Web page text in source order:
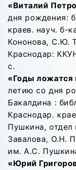
«Виталий
дня рождения:
краев. науч. б-
Кононова, С.Ю.
Краснодар:
с.
«Годы ложатся
летию со дня
Бакалдина :
Краснодар.
Пушкина, отдел
Завалова, О.Н.
им. А.С.
«Юрий